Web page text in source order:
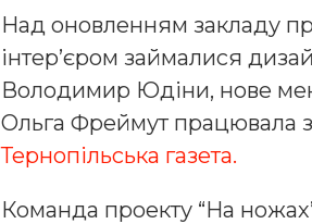
Над оновленням закладу
інтер’єром займалися
Володимир Юдіни, нове
Ольга Фреймут працювала
Тернопільська газета.
Команда проекту “На